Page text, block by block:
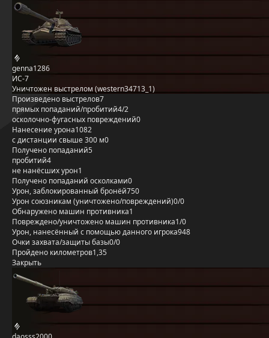
genna1286
ИС-7
Уничтожен выстрелом (western34713_1)
Произведено выстрелов7
прямых попаданий/пробитий4/2
осколочно-фугасных повреждений0
Нанесение урона1082
с дистанции свыше 300 м0
Получено попаданий5
пробитий4
не нанёсших урон1
Получено попаданий осколками0
Урон, заблокированный бронёй750
Урон союзникам (уничтожено/повреждений)0/0
Обнаружено машин противника1
Повреждено/уничтожено машин противника1/0
Урон, нанесённый с помощью данного игрока948
Очки захвата/защиты базы0/0
Пройдено километров1,35
Закрыть